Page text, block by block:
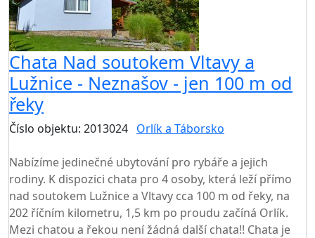
Chata Nad soutokem Vltavy a
Lužnice - Neznašov - jen 100 m od
řeky
Číslo objektu: 2013024 Orlík a Táborsko
Nabízíme jedinečné ubytování pro rybáře a jejich
rodiny. K dispozici chata pro 4 osoby, která leží přímo
nad soutokem Lužnice a Vltavy cca 100 m od řeky, na
202 říčním kilometru, 1,5 km po proudu začíná Orlík.
Mezi chatou a řekou není žádná další chata!! Chata je